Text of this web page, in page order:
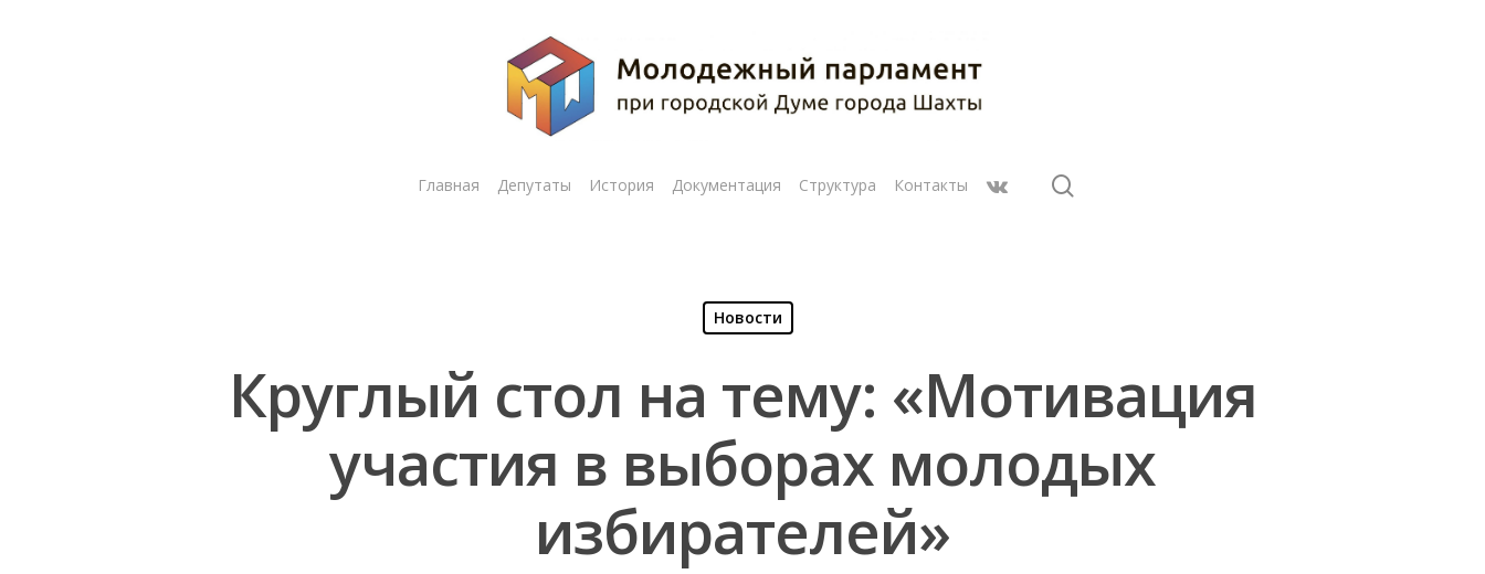
Нажмите Enter для поиска или ESC чтобы закрыть
Главная Депутаты История Документация Структура Контакты
Новости
Круглый стол на тему: «Мотивация
участия в выборах молодых
избирателей»